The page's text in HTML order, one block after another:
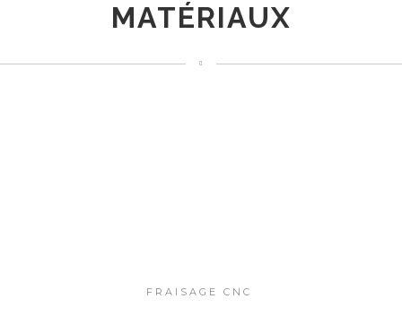
MATÉRIAUX
FRAISAGE CNC